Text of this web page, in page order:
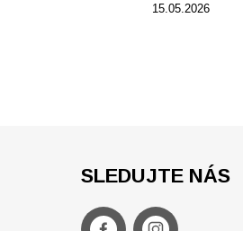
15.05.2026
SLEDUJTE NÁS